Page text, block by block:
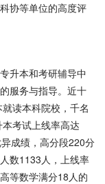
协等单位的高度评
升本和考研辅导中
服务与指导。近十
读本科院校，千名
考试上线率高达
成绩，高分段220分
数1133人，上线率
等数学满分18人的